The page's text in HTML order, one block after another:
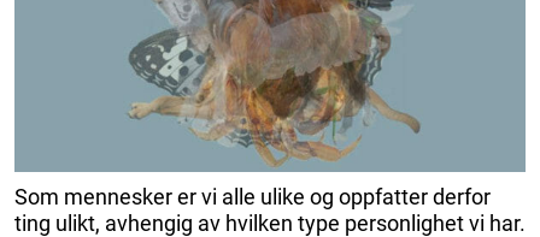
Som mennesker er vi alle ulike og oppfatter derfor
ting ulikt, avhengig av hvilken type personlighet vi har.